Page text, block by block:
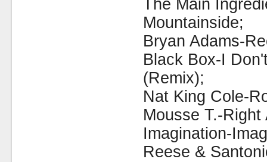
The Main
Mountainside;
Bryan Adams-
Black Box-I
(Remix);
Nat King Cole-
Mousse T.-
Imagination-
Reese &